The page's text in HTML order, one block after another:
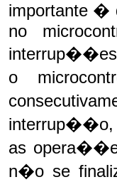
importante �
no
o
interrup��o,
as
n�o se